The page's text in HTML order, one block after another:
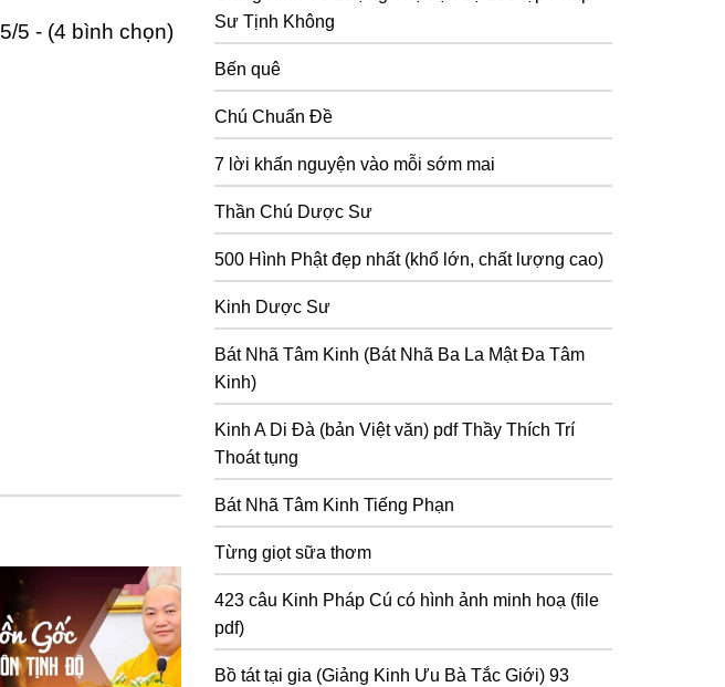
5/5 - (4 bình chọn)
Sư Tịnh Không
Bến quê
Chú Chuẩn Đề
7 lời khấn nguyện vào mỗi sớm mai
Thần Chú Dược Sư
500 Hình Phật đẹp nhất (khổ lớn, chất lượng cao)
Kinh Dược Sư
Bát Nhã Tâm Kinh (Bát Nhã Ba La Mật Đa Tâm
Kinh)
Kinh A Di Đà (bản Việt văn) pdf Thầy Thích Trí
Thoát tụng
Bát Nhã Tâm Kinh Tiếng Phạn
Từng giọt sữa thơm
423 câu Kinh Pháp Cú có hình ảnh minh hoạ (file
pdf)
Bồ tát tại gia (Giảng Kinh Ưu Bà Tắc Giới) 93